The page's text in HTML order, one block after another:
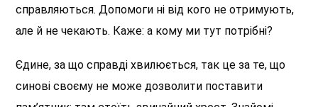
справляються. Допомоги ні від кого не отримують,
але й не чекають. Каже: а кому ми тут потрібні?
Єдине, за що справді хвилюється, так це за те, що
синові своєму не може дозволити поставити